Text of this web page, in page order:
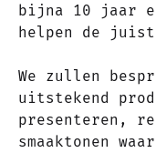
bijna 10 jaar
helpen de
We zullen
uitstekend
presenteren,
smaaktonen